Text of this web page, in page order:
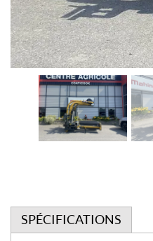
SPÉCIFICATIONS